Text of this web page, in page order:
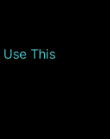
Use This